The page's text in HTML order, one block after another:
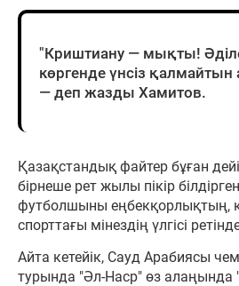
"Криштиану — мықты!
көргенде үнсіз қалмайтын
— деп жазды Хамитов.
Қазақстандық файтер бұған
бірнеше рет жылы пікір
футболшыны еңбекқорлықтың,
спорттағы мінездің үлгісі
Айта кетейік, Сауд Арабиясы
турында "Әл-Наср" өз алаңында